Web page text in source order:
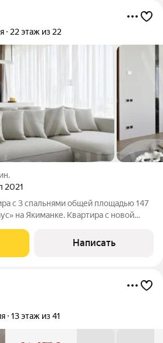
22 этаж из 22
2021
с 3 спальнями общей площадью 147
на Якиманке. Квартира с новой
красивые виды на Москву из
Написать
13 этаж из 41